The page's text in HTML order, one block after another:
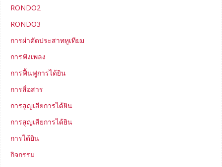
RONDO2
RONDO3
การผ่าตัดประสาทหูเทียม
การฟังเพลง
การฟื้นฟูการได้ยิน
การสื่อสาร
การสูญเสียการได้ยิน
การสูญเสียการได้ยิน
การได้ยิน
กิจกรรม